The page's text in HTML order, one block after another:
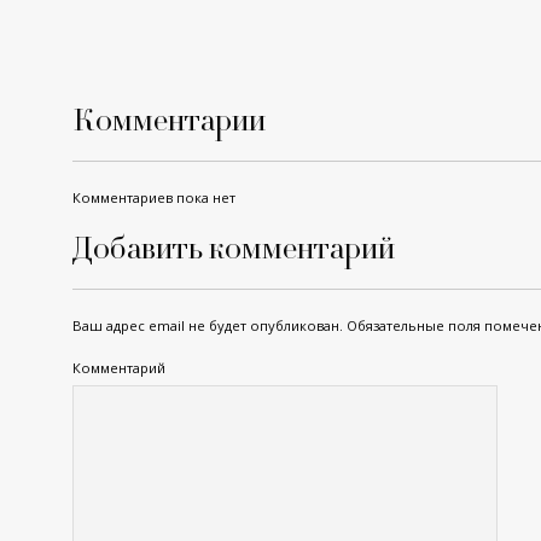
Комментарии
Комментариев пока нет
Добавить комментарий
Ваш адрес email не будет опубликован. Обязательные поля
Комментарий